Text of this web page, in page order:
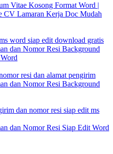
Vitae Kosong Format Word |
CV Lamaran Kerja Doc Mudah
dan Nomor Resi Background
dan Nomor Resi Background
dan Nomor Resi Siap Edit Word